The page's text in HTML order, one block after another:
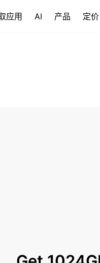
应用 AI 产品 定价